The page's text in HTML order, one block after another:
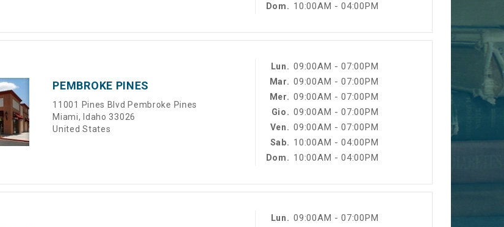
Dom. 10:00AM - 04:00PM
PEMBROKE PINES
11001 Pines Blvd Pembroke Pines
Miami, Idaho 33026
United States
Lun. 09:00AM - 07:00PM
Mar. 09:00AM - 07:00PM
Mer. 09:00AM - 07:00PM
Gio. 09:00AM - 07:00PM
Ven. 09:00AM - 07:00PM
Sab. 10:00AM - 04:00PM
Dom. 10:00AM - 04:00PM
Lun. 09:00AM - 07:00PM